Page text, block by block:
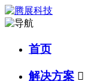
首页
解决方案 